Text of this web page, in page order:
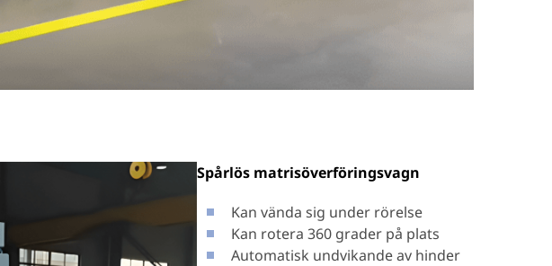
Spårlös matrisöverföringsvagn
Kan vända sig under rörelse
Kan rotera 360 grader på plats
Automatisk undvikande av hinder